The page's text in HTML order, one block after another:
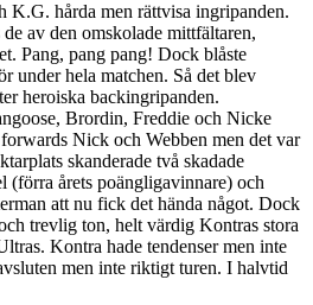
K.G. hårda men rättvisa ingripanden.
av den omskolade mittfältaren,
Pang, pang pang! Dock blåste
under hela matchen. Så det blev
heroiska backingripanden.
Brordin, Freddie och Nicke
Nick och Webben men det var
skanderade två skadade
(förra årets poängligavinnare) och
att nu fick det hända något. Dock
trevlig ton, helt värdig Kontras stora
Kontra hade tendenser men inte
men inte riktigt turen. I halvtid